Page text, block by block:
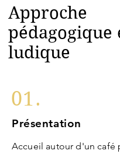
Approche
pédagogique
ludique
01.
Présentation
Accueil autour d'un café